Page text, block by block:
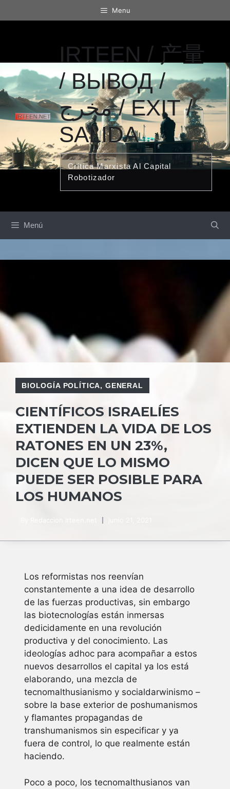
al
Menu
IRTEEN / 产量
/ ВЫВОД /
مخرج / EXIT /
SALIDA
Crítica Marxista Al Capital
Robotizador
Menú
BIOLOGÍA POLÍTICA, GENERAL
CIENTÍFICOS ISRAELÍES
EXTIENDEN LA VIDA DE LOS
RATONES EN UN 23%,
DICEN QUE LO MISMO
PUEDE SER POSIBLE PARA
LOS HUMANOS
Los reformistas nos reenvían
constantemente a una idea de desarrollo
de las fuerzas productivas, sin embargo
las biotecnologías están inmersas
dedicidamente en una revolución
productiva y del conocimiento. Las
ideologías adhoc para acompañar a estos
nuevos desarrollos el capital ya los está
elaborando, una mezcla de
tecnomalthusianismo y socialdarwinismo –
sobre la base exterior de poshumanismos
y flamantes propagandas de
transhumanismos sin especificar y ya
fuera de control, lo que realmente están
haciendo.
Poco a poco, los tecnomalthusianos van